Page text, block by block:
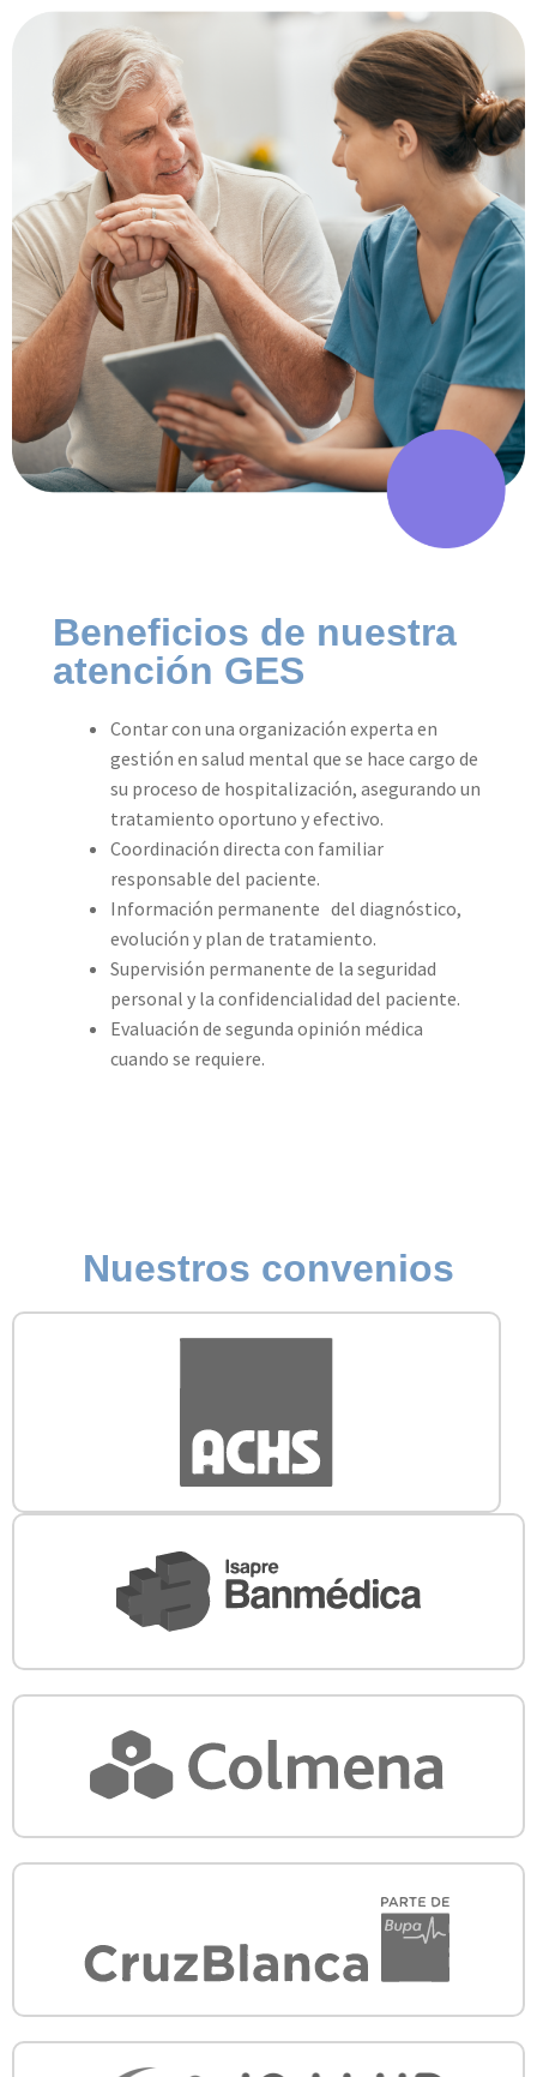
Beneficios de nuestra
atención GES
Contar con una organización experta en
gestión en salud mental que se hace cargo de
su proceso de hospitalización, asegurando un
tratamiento oportuno y efectivo.
Coordinación directa con familiar
responsable del paciente.
Información permanente del diagnóstico,
evolución y plan de tratamiento.
Supervisión permanente de la seguridad
personal y la confidencialidad del paciente.
Evaluación de segunda opinión médica
cuando se requiere.
Nuestros convenios